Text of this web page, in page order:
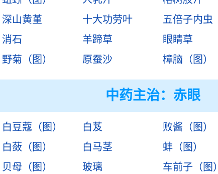
深山黄堇 十大功劳叶 五倍子内虫
消石 羊蹄草 眼睛草
野菊（图） 原蚕沙 樟脑（图）
中药主治： 赤眼
白豆蔻（图） 白芨 败酱（图）
白蔹（图） 白马茎 蚌（图）
贝母（图） 玻璃 车前子（图）